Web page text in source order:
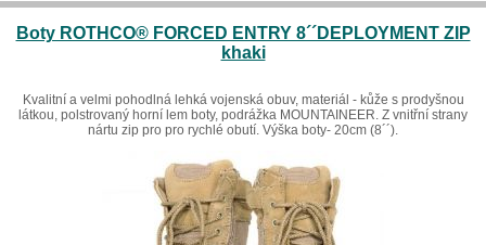
Boty ROTHCO® FORCED ENTRY 8´´DEPLOYMENT ZIP
khaki
Kvalitní a velmi pohodlná lehká vojenská obuv, materiál - kůže s prodyšnou
látkou, polstrovaný horní lem boty, podrážka MOUNTAINEER. Z vnitřní strany
nártu zip pro pro rychlé obutí. Výška boty- 20cm (8´´).